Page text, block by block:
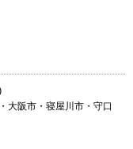
大阪市・寝屋川市・守口